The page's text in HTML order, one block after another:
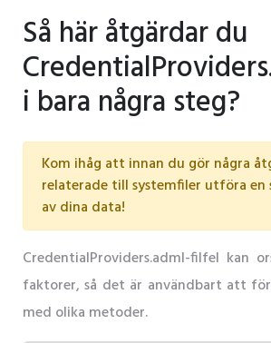
Så här åtgärdar du
i bara några steg?
Kom ihåg att innan du gör några
relaterade till systemfiler utföra en
av dina data!
CredentialProviders.adml-filfel kan
faktorer, så det är användbart att
med olika metoder.